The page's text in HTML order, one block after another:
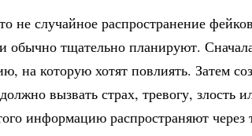
не случайное распространение
обычно тщательно планируют.
на которую хотят повлиять. Затем
вызвать страх, тревогу, злость
информацию распространяют через